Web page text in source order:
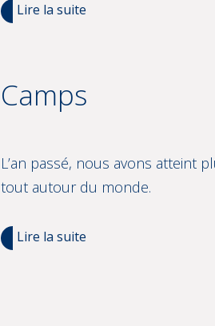
Lire la suite
Camps
L’an passé, nous avons atteint
tout autour du monde.
Lire la suite